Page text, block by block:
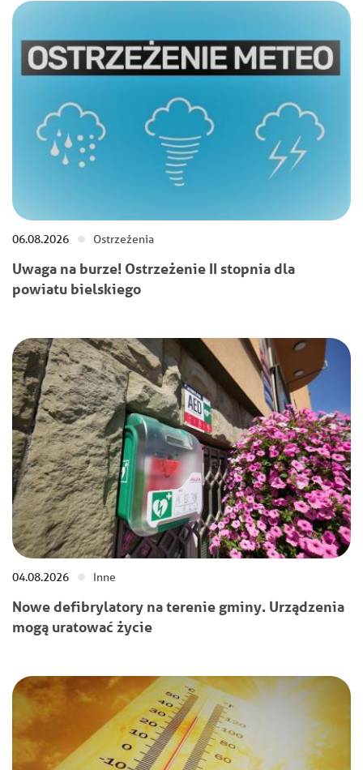
06.08.2026 Ostrzeżenia
Uwaga na burze! Ostrzeżenie II stopnia dla
powiatu bielskiego
04.08.2026 Inne
Nowe defibrylatory na terenie gminy. Urządzenia
mogą uratować życie